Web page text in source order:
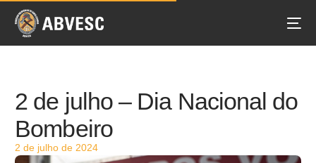
2 de julho – Dia Nacional do
Bombeiro
2 de julho de 2024